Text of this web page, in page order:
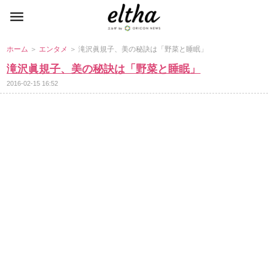
ホーム ＞ エンタメ ＞ 滝沢眞規子、美の秘訣は「野菜と睡眠」
滝沢眞規子、美の秘訣は「野菜と睡眠」
2016-02-15 16:52